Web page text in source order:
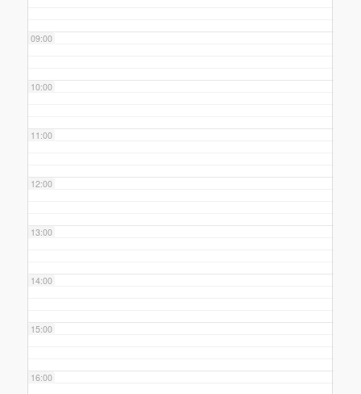
09:00
10:00
11:00
12:00
13:00
14:00
15:00
16:00